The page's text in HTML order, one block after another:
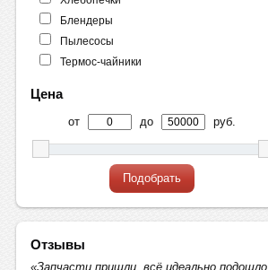
Блендеры
Пылесосы
Термос-чайники
Цена
от до руб.
Подобрать
Отзывы
«Запчасти пришли, всё идеально подошло,